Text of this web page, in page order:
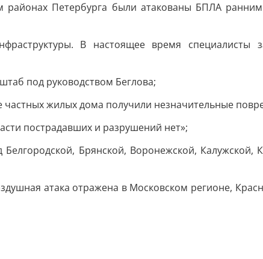
Петербурга были атакованы БПЛА
В настоящее время специалисты
под руководством Беглова;
жилых дома получили незначительные
пострадавших и разрушений нет»;
Брянской, Воронежской, Калужской,
атака отражена в Московском регионе,